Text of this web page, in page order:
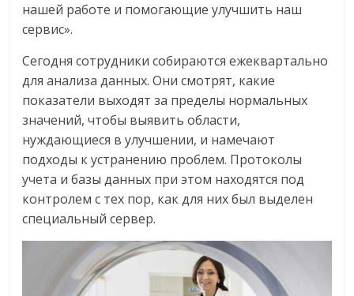
нашей работе и помогающие улучшить наш
сервис».
Сегодня сотрудники собираются ежеквартально
для анализа данных. Они смотрят, какие
показатели выходят за пределы нормальных
значений, чтобы выявить области,
нуждающиеся в улучшении, и намечают
подходы к устранению проблем. Протоколы
учета и базы данных при этом находятся под
контролем с тех пор, как для них был выделен
специальный сервер.